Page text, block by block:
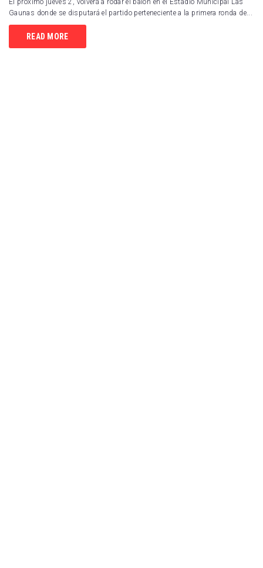
El próximo jueves 2, volverá a rodar el balón en el Estadio Municipal Las
Gaunas donde se disputará el partido perteneciente a la primera ronda de...
READ MORE